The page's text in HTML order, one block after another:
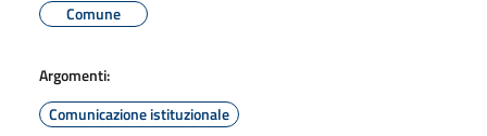
Comune
Argomenti:
Comunicazione istituzionale